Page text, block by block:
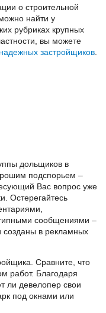
о строительной
найти у
рубриках крупных
вы можете
застройщиков
дольщиков в
подспорьем –
Вас вопрос уже
Остерегайтесь
сообщениями –
созданы в рекламных
Сравните, что
работ. Благодаря
ли девелопер свои
под окнами или